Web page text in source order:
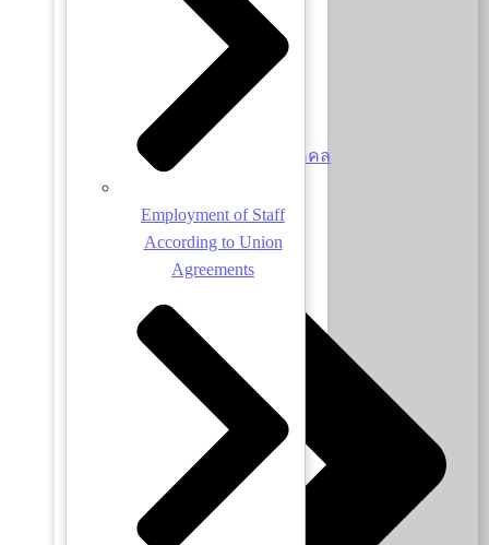
นโยบายการบริหารงานบุคคล
Employment of Staff
According to Union
Agreements